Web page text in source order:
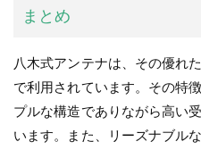
まとめ
八木式アンテナは、その優れ
で利用されています。その特
プルな構造でありながら高い
います。また、リーズナブル